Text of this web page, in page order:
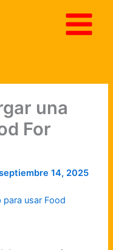
una
For
14, 2025
usar Food